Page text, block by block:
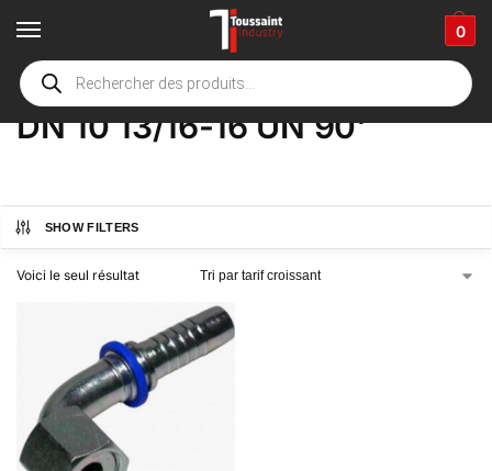
0
Accueil boutique / Product Options
DN 10 13/16-16 UN 90'
SHOW FILTERS
Voici le seul résultat